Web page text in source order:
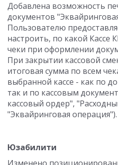
Добавлена возможность
документов
Пользователю
настроить, по какой Кассе
чеки при оформлении
При закрытии кассовой
итоговая сумма по всем
выбранной кассе - как по
так и по кассовым
кассовый ордер",
"Эквайринговая операция").
Юзабилити